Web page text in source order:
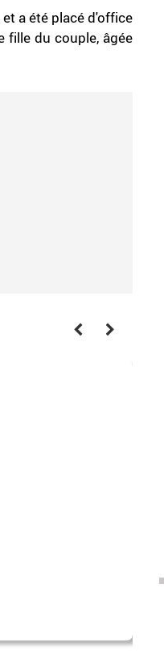
a été placé d'office
fille du couple, âgée